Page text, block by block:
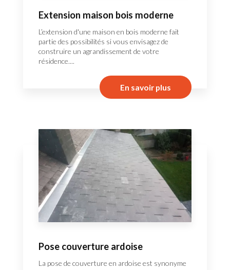
Extension maison bois moderne
L’extension d'une maison en bois moderne fait
partie des possibilités si vous envisagez de
construire un agrandissement de votre
résidence....
En savoir plus
Pose couverture ardoise
La pose de couverture en ardoise est synonyme